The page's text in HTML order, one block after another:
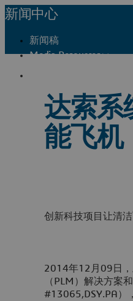
新闻中心
新闻稿
Media Resources
达索系
能飞机
创新科技项目让清
2014年12月09日
（PLM）解决方案
#13065,DSY.PA）